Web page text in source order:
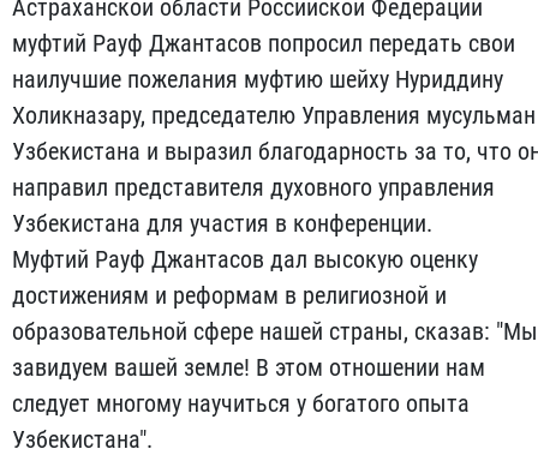
Астраханской области Российской Федерации
муфтий Рауф Джантасов попросил передать свои
наилучшие пожелания муфтию шейху Нуриддину
Холикназару, председателю Управления мусульман
Узбекистана и выразил благодарность за то, что
направил представителя духовного управления
Узбекистана для участия в конференции.
Муфтий Рауф Джантасов дал высокую оценку
достижениям и реформам в религиозной и
образовательной сфере нашей страны, сказав: "Мы
завидуем вашей земле! В этом отношении нам
следует многому научиться у богатого опыта
Узбекистана".